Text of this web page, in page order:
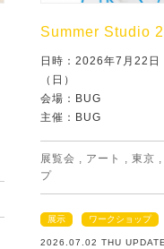
Summer Studio
日時：2026年7月22
（日）
会場：BUG
主催：BUG
展覧会 アート 東京
プ
展示 ワークショップ
2026.07.02 THU